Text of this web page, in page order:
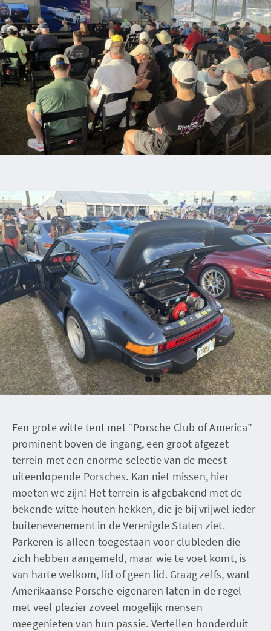
Een grote witte tent met “Porsche Club of America”
prominent boven de ingang, een groot afgezet
terrein met een enorme selectie van de meest
uiteenlopende Porsches. Kan niet missen, hier
moeten we zijn! Het terrein is afgebakend met de
bekende witte houten hekken, die je bij vrijwel ieder
buitenevenement in de Verenigde Staten ziet.
Parkeren is alleen toegestaan voor clubleden die
zich hebben aangemeld, maar wie te voet komt, is
van harte welkom, lid of geen lid. Graag zelfs, want
Amerikaanse Porsche-eigenaren laten in de regel
met veel plezier zoveel mogelijk mensen
meegenieten van hun passie. Vertellen honderduit